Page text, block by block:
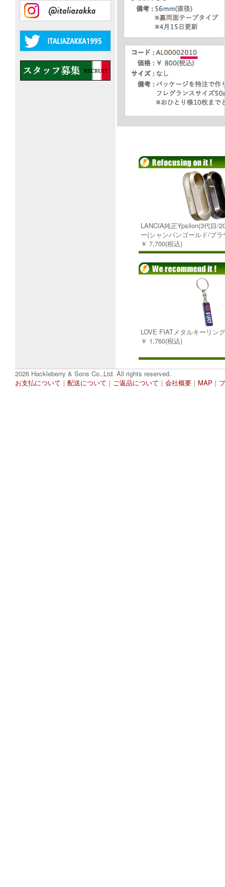
LANCIA純正Ypsilon(3代目/
ー(シャンパンゴールド/ブラ
￥ 7,700(税込)
LOVE FIATメタルキーリン
￥ 1,760(税込)
2026 Hackleberry & Sons Co.,Ltd. All rights reserved.
お支払について ｜ 配送について ｜ ご返品について ｜ 会社概要 ｜ MAP ｜